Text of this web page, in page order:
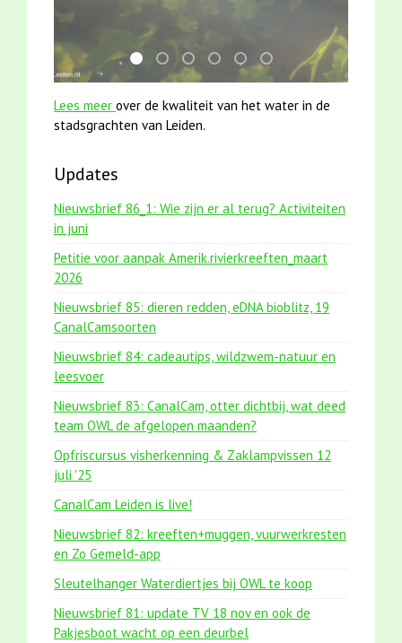
mei2021 watervogelmethode fuut met baars
karper met kattenklimtouw
mei2021 1 snoekje elly
jun2021 zaklv 5 snoekje MOOI
jun2021 28 brasem en
smoelenboek fifi en
Lees meer over de kwaliteit van het water in de
stadsgrachten van Leiden.
Updates
Nieuwsbrief 86_1: Wie zijn er al terug? Activiteiten
in juni
Petitie voor aanpak Amerik.rivierkreeften_maart
2026
Nieuwsbrief 85: dieren redden, eDNA bioblitz, 19
CanalCamsoorten
Nieuwsbrief 84: cadeautips, wildzwem-natuur en
leesvoer
Nieuwsbrief 83: CanalCam, otter dichtbij, wat deed
team OWL de afgelopen maanden?
Opfriscursus visherkenning & Zaklampvissen 12
juli '25
CanalCam Leiden is live!
Nieuwsbrief 82: kreeften+muggen, vuurwerkresten
en Zo Gemeld-app
Sleutelhanger Waterdiertjes bij OWL te koop
Nieuwsbrief 81: update TV 18 nov en ook de
Pakjesboot wacht op een deurbel